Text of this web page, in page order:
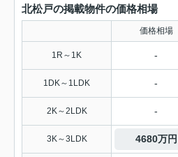
北松戸の掲載物件の価格相場
価格相場
1R～1K -
1DK～1LDK -
2K～2LDK -
3K～3LDK 4680万円